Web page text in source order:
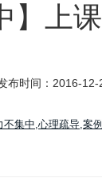
】上
布时间：2016-
不集中,心理疏导,案例